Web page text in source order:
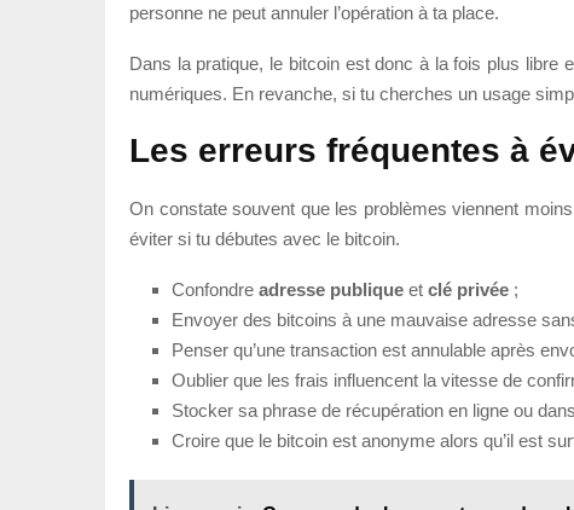
personne ne peut annuler l’opération à ta place.
Dans la pratique, le bitcoin est donc à la fois plus libre
numériques. En revanche, si tu cherches un usage
Les erreurs fréquentes à
On constate souvent que les problèmes viennent
éviter si tu débutes avec le bitcoin.
Confondre adresse publique et clé privée ;
Envoyer des bitcoins à une mauvaise adresse
Penser qu’une transaction est annulable après
Oublier que les frais influencent la vitesse de
Stocker sa phrase de récupération en ligne ou
Croire que le bitcoin est anonyme alors qu’il est